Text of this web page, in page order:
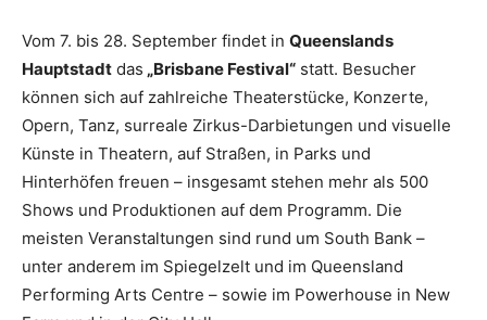
Vom 7. bis 28. September findet in Queenslands
Hauptstadt das „Brisbane Festival“ statt. Besucher
können sich auf zahlreiche Theaterstücke, Konzerte,
Opern, Tanz, surreale Zirkus-Darbietungen und visuelle
Künste in Theatern, auf Straßen, in Parks und
Hinterhöfen freuen – insgesamt stehen mehr als 500
Shows und Produktionen auf dem Programm. Die
meisten Veranstaltungen sind rund um South Bank –
unter anderem im Spiegelzelt und im Queensland
Performing Arts Centre – sowie im Powerhouse in New